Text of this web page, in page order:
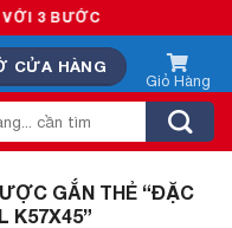
3 BƯỚC
CỬA HÀNG
GẮN THẺ “ĐẶC
K57X45”